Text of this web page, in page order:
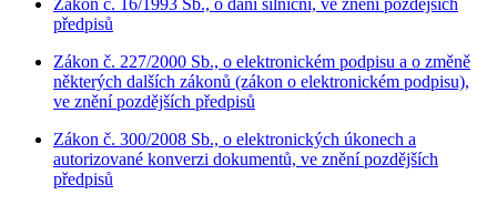
předpisů
Zákon č. 227/2000 Sb., o elektronickém podpisu a o změně
některých dalších zákonů (zákon o elektronickém podpisu),
ve znění pozdějších předpisů
Zákon č. 300/2008 Sb., o elektronických úkonech a
autorizované konverzi dokumentů, ve znění pozdějších
předpisů